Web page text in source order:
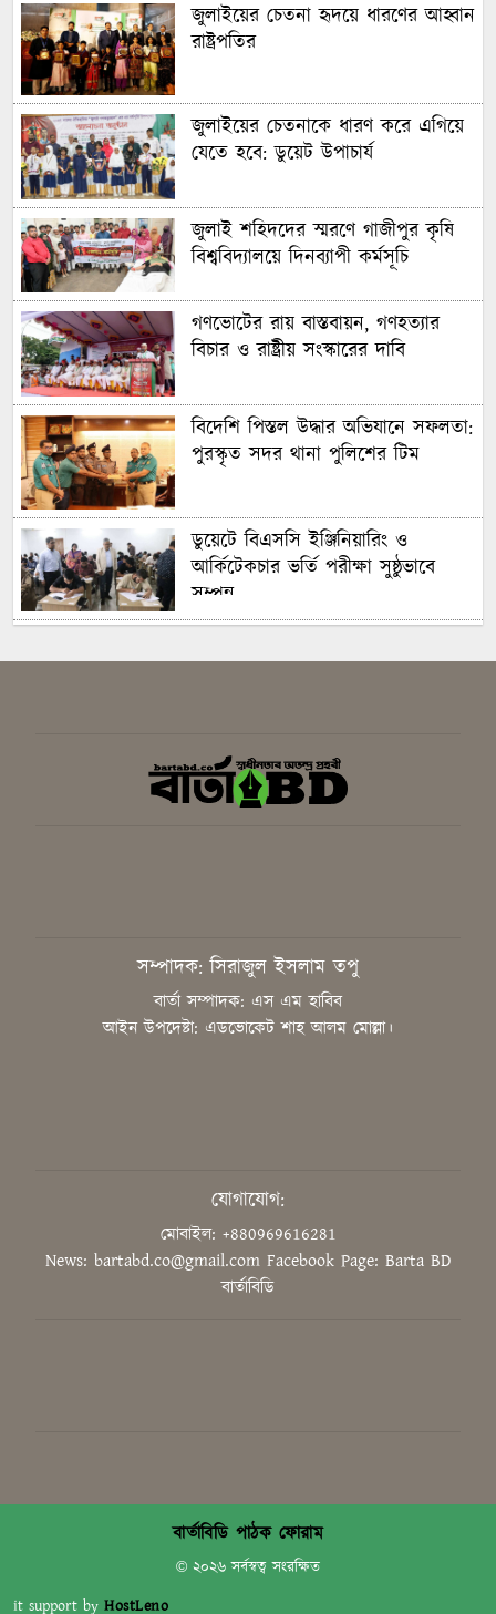
জুলাইয়ের চেতনা হৃদয়ে ধারণের আহ্বান
রাষ্ট্রপতির
জুলাইয়ের চেতনাকে ধারণ করে এগিয়ে
যেতে হবে: ডুয়েট উপাচার্য
জুলাই শহিদদের স্মরণে গাজীপুর কৃষি
বিশ্ববিদ্যালয়ে দিনব্যাপী কর্মসূচি
গণভোটের রায় বাস্তবায়ন, গণহত্যার
বিচার ও রাষ্ট্রীয় সংস্কারের দাবি
বিদেশি পিস্তল উদ্ধার অভিযানে সফলতা:
পুরস্কৃত সদর থানা পুলিশের টিম
ডুয়েটে বিএসসি ইঞ্জিনিয়ারিং ও
আর্কিটেকচার ভর্তি পরীক্ষা সুষ্ঠুভাবে
সম্পন্ন
ইয়াস বাংলাদেশের সচেতনতামূলক
কর্মশালা অনুষ্ঠিত
সাংবাদিককে হয়রানির অভিযোগ,
নিরপেক্ষ তদন্ত চাইলেন কাপাসিয়ার
গণমাধ্যমকর্মীরা
‘গণভোটের রায় সম্মান করুন, সংবিধান
সংস্কার কমিশন গঠন করুন’
সম্পাদক: সিরাজুল ইসলাম তপু
বার্তা সম্পাদক: এস এম হাবিব
আইন উপদেষ্টা: এডভোকেট শাহ আলম মোল্লা।
যোগাযোগ:
মোবাইল: +880969616281
News: bartabd.co@gmail.com Facebook Page: Barta BD
বার্তাবিডি
বার্তাবিডি পাঠক ফোরাম
© ২০২৬ সর্বস্বত্ব সংরক্ষিত
it support by HostLeno